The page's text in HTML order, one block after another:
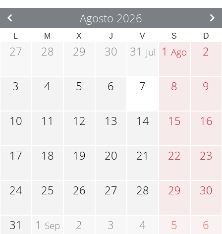
Agosto 2026
L M X J V S D
27 28 29 30 31 Jul 1Ago 2
3 4 5 6 7 8 9
10 11 12 13 14 15 16
17 18 19 20 21 22 23
24 25 26 27 28 29 30
31 1 Sep 2 3 4 5 6